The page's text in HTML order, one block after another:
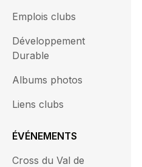
Emplois clubs
Développement
Durable
Albums photos
Liens clubs
ÉVÉNEMENTS
Cross du Val de